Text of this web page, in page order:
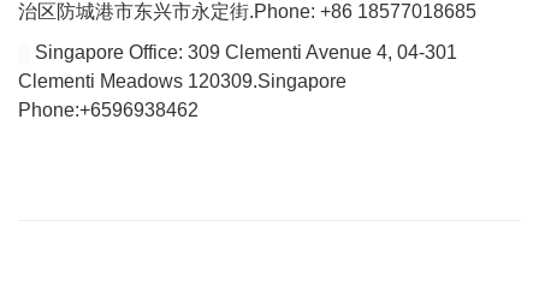
治区防城港市东兴市永定街.Phone: +86 18577018685
Singapore Office: 309 Clementi Avenue 4, 04-301
Clementi Meadows 120309.Singapore
Phone:+6596938462